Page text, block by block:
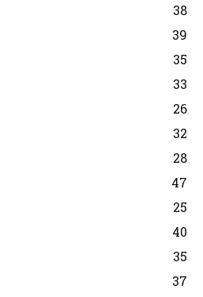
38
39
35
33
26
32
28
47
25
40
35
37